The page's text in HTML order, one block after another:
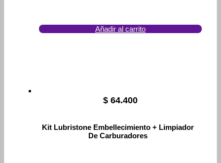
Añadir al carrito
$ 64.400
Kit Lubristone Embellecimiento + Limpiador
De Carburadores